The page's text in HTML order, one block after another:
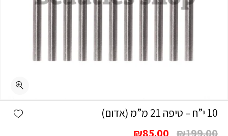
10 י”ח – טיפה 21 מ”מ (אדום)
המחיר
המחיר